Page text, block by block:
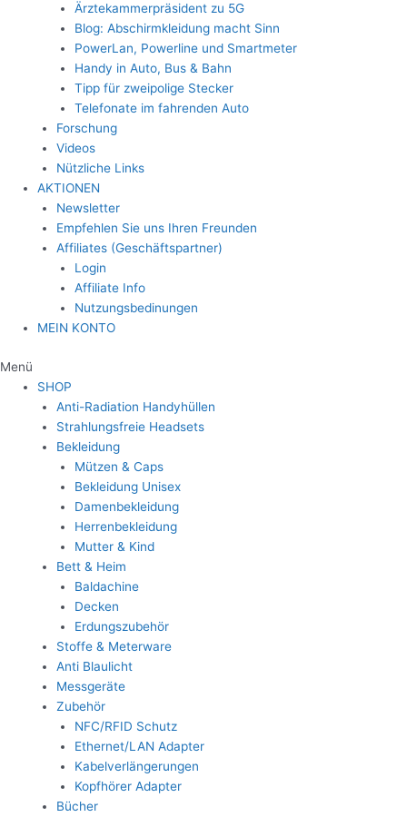
Ärztekammerpräsident zu 5G
Blog: Abschirmkleidung macht Sinn
PowerLan, Powerline und Smartmeter
Handy in Auto, Bus & Bahn
Tipp für zweipolige Stecker
Telefonate im fahrenden Auto
Forschung
Videos
Nützliche Links
AKTIONEN
Newsletter
Empfehlen Sie uns Ihren Freunden
Affiliates (Geschäftspartner)
Login
Affiliate Info
Nutzungsbedinungen
MEIN KONTO
Menü
SHOP
Anti-Radiation Handyhüllen
Strahlungsfreie Headsets
Bekleidung
Mützen & Caps
Bekleidung Unisex
Damenbekleidung
Herrenbekleidung
Mutter & Kind
Bett & Heim
Baldachine
Decken
Erdungszubehör
Stoffe & Meterware
Anti Blaulicht
Messgeräte
Zubehör
NFC/RFID Schutz
Ethernet/LAN Adapter
Kabelverlängerungen
Kopfhörer Adapter
Bücher